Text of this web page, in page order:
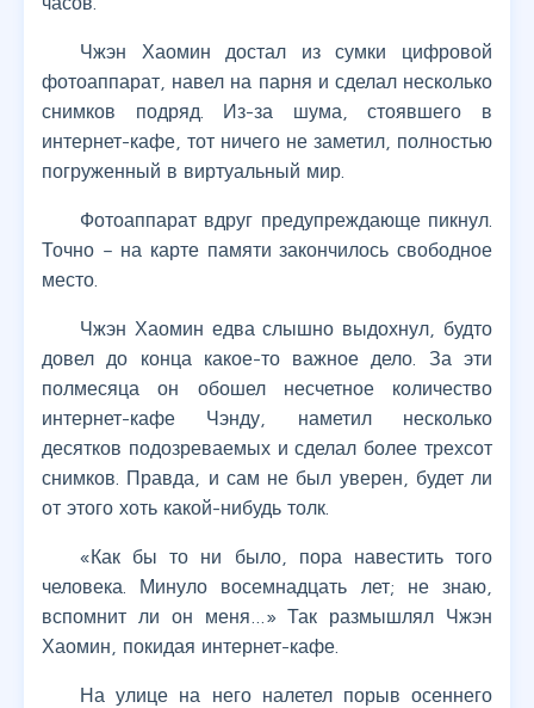
Чжэн Хаомин достал из сумки цифровой
фотоаппарат, навел на парня и сделал несколько
снимков подряд. Из-за шума, стоявшего в
интернет-кафе, тот ничего не заметил, полностью
погруженный в виртуальный мир.
Фотоаппарат вдруг предупреждающе пикнул.
Точно – на карте памяти закончилось свободное
место.
Чжэн Хаомин едва слышно выдохнул, будто
довел до конца какое-то важное дело. За эти
полмесяца он обошел несчетное количество
интернет-кафе Чэнду, наметил несколько
десятков подозреваемых и сделал более трехсот
снимков. Правда, и сам не был уверен, будет ли
от этого хоть какой-нибудь толк.
«Как бы то ни было, пора навестить того
человека. Минуло восемнадцать лет; не знаю,
вспомнит ли он меня…» Так размышлял Чжэн
Хаомин, покидая интернет-кафе.
На улице на него налетел порыв осеннего